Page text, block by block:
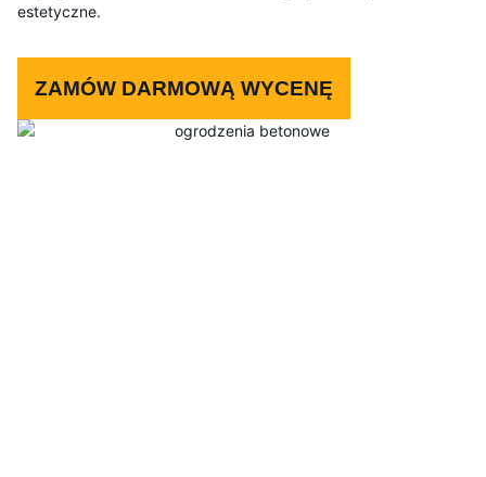
estetyczne.
ZAMÓW DARMOWĄ WYCENĘ